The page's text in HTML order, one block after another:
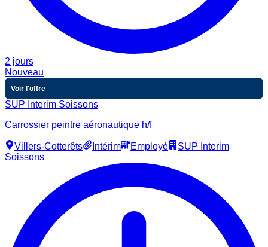
2 jours
Nouveau
Voir l'offre
SUP Interim Soissons
Carrossier peintre aéronautique h/f
Villers-Cotterêts Intérim Employé
SUP Interim
Soissons